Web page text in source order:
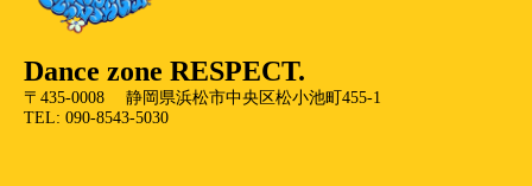
Dance zone RESPECT.
〒435-0008 静岡県浜松市中央区松小池町455-1
TEL: 090-8543-5030